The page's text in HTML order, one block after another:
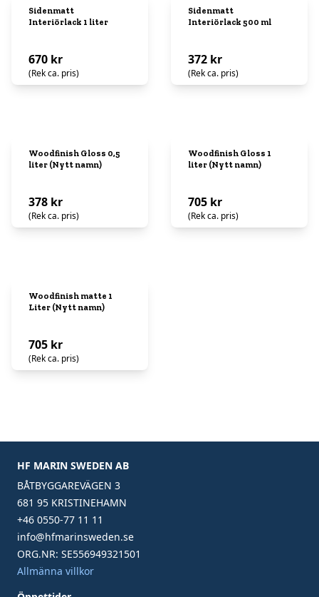
Sidenmatt
Interiörlack 1 liter
670 kr
(Rek ca. pris)
Sidenmatt
Interiörlack 500 ml
372 kr
(Rek ca. pris)
Woodfinish Gloss 0,5
liter (Nytt namn)
378 kr
(Rek ca. pris)
Woodfinish Gloss 1
liter (Nytt namn)
705 kr
(Rek ca. pris)
Woodfinish matte 1
Liter (Nytt namn)
705 kr
(Rek ca. pris)
HF MARIN SWEDEN AB
BÅTBYGGAREVÄGEN 3
681 95 KRISTINEHAMN
+46 0550-77 11 11
info@hfmarinsweden.se
ORG.NR: SE556949321501
Allmänna villkor